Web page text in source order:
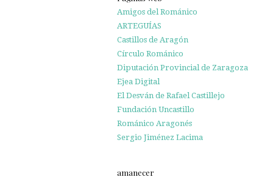
Amigos del Románico
ARTEGUÍAS
Castillos de Aragón
Círculo Románico
Diputación Provincial de Zaragoza
Ejea Digital
El Desván de Rafael Castillejo
Fundación Uncastillo
Románico Aragonés
Sergio Jiménez Lacima
amanecer